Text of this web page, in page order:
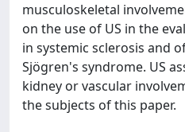
musculoskeletal
on the use of US in the
in systemic sclerosis and
Sjögren's syndrome. US
kidney or vascular
the subjects of this paper.